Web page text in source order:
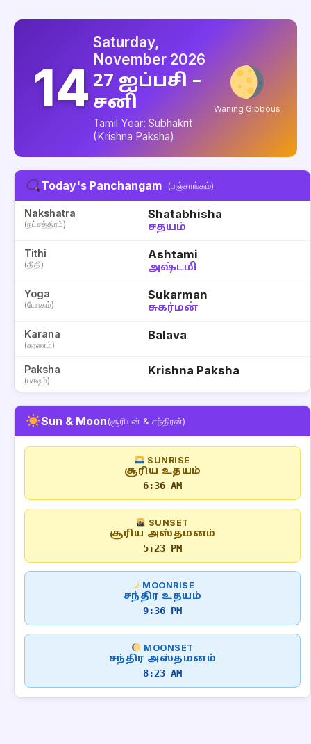
14
Saturday,
November 2026
27 ஐப்பசி –
சனி
Tamil Year: Subhakrit
(Krishna Paksha)
Waning Gibbous
Today's Panchangam (பஞ்சாங்கம்)
Nakshatra
(நட்சத்திரம்)
Shatabhisha
சதயம்
Tithi
(திதி)
Ashtami
அஷ்டமி
Yoga
(யோகம்)
Sukarman
சுகர்மன்
Karana
(கரணம்)
Balava
Paksha
(பக்ஷம்)
Krishna Paksha
Sun & Moon(சூரியன் & சந்திரன்)
SUNRISE
சூரிய உதயம்
6:36 AM
SUNSET
சூரிய அஸ்தமனம்
5:23 PM
MOONRISE
சந்திர உதயம்
9:36 PM
MOONSET
சந்திர அஸ்தமனம்
8:23 AM